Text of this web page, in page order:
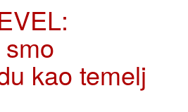
kao temelj